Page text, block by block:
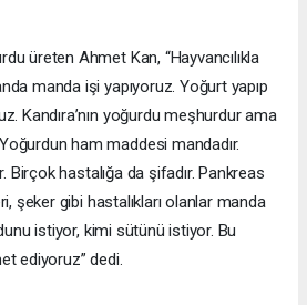
üreten Ahmet Kan, “Hayvancılıkla
manda işi yapıyoruz. Yoğurt yapıp
Kandıra’nın yoğurdu meşhurdur ama
ham maddesi mandadır.
Birçok hastalığa da şifadır. Pankreas
şeker gibi hastalıkları olanlar manda
istiyor, kimi sütünü istiyor. Bu
ediyoruz” dedi.